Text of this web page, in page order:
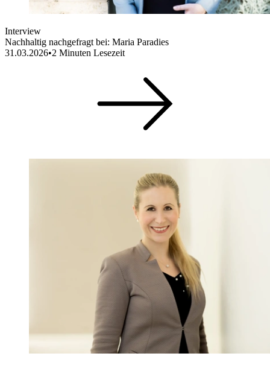
Interview
Nachhaltig nachgefragt bei: Maria Paradies
31.03.2026•2 Minuten Lesezeit